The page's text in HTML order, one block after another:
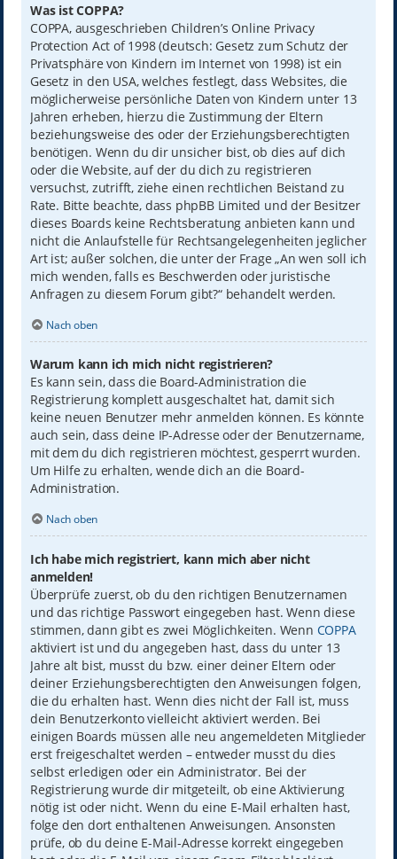
Was ist COPPA?
COPPA, ausgeschrieben Children’s Online Privacy
Protection Act of 1998 (deutsch: Gesetz zum Schutz der
Privatsphäre von Kindern im Internet von 1998) ist ein
Gesetz in den USA, welches festlegt, dass Websites, die
möglicherweise persönliche Daten von Kindern unter 13
Jahren erheben, hierzu die Zustimmung der Eltern
beziehungsweise des oder der Erziehungsberechtigten
benötigen. Wenn du dir unsicher bist, ob dies auf dich
oder die Website, auf der du dich zu registrieren
versuchst, zutrifft, ziehe einen rechtlichen Beistand zu
Rate. Bitte beachte, dass phpBB Limited und der Besitzer
dieses Boards keine Rechtsberatung anbieten kann und
nicht die Anlaufstelle für Rechtsangelegenheiten jeglicher
Art ist; außer solchen, die unter der Frage „An wen soll ich
mich wenden, falls es Beschwerden oder juristische
Anfragen zu diesem Forum gibt?“ behandelt werden.
Nach oben
Warum kann ich mich nicht registrieren?
Es kann sein, dass die Board-Administration die
Registrierung komplett ausgeschaltet hat, damit sich
keine neuen Benutzer mehr anmelden können. Es könnte
auch sein, dass deine IP-Adresse oder der Benutzername,
mit dem du dich registrieren möchtest, gesperrt wurden.
Um Hilfe zu erhalten, wende dich an die Board-
Administration.
Nach oben
Ich habe mich registriert, kann mich aber nicht
anmelden!
Überprüfe zuerst, ob du den richtigen Benutzernamen
und das richtige Passwort eingegeben hast. Wenn diese
stimmen, dann gibt es zwei Möglichkeiten. Wenn COPPA
aktiviert ist und du angegeben hast, dass du unter 13
Jahre alt bist, musst du bzw. einer deiner Eltern oder
deiner Erziehungsberechtigten den Anweisungen folgen,
die du erhalten hast. Wenn dies nicht der Fall ist, muss
dein Benutzerkonto vielleicht aktiviert werden. Bei
einigen Boards müssen alle neu angemeldeten Mitglieder
erst freigeschaltet werden – entweder musst du dies
selbst erledigen oder ein Administrator. Bei der
Registrierung wurde dir mitgeteilt, ob eine Aktivierung
nötig ist oder nicht. Wenn du eine E-Mail erhalten hast,
folge den dort enthaltenen Anweisungen. Ansonsten
prüfe, ob du deine E-Mail-Adresse korrekt eingegeben